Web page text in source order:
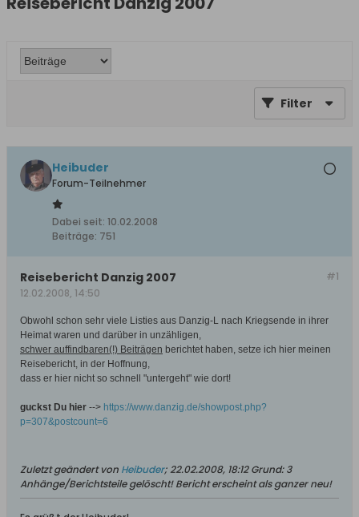
Filter
Heibuder
Forum-Teilnehmer
Dabei seit: 10.02.2008
Beiträge: 751
#1
Reisebericht Danzig 2007
12.02.2008, 14:50
Obwohl schon sehr viele Listies aus Danzig-L nach Kriegsende in ihrer
Heimat waren und darüber in unzähligen,
schwer auffindbaren(!) Beiträgen berichtet haben, setze ich hier meinen
Reisebericht, in der Hoffnung,
dass er hier nicht so schnell "untergeht" wie dort!
guckst Du hier --> https://www.danzig.de/showpost.php?
p=307&postcount=6
Zuletzt geändert von Heibuder;22.02.2008, 18:12 Grund:3
Anhänge/Berichtsteile gelöscht! Bericht erscheint als ganzer neu!